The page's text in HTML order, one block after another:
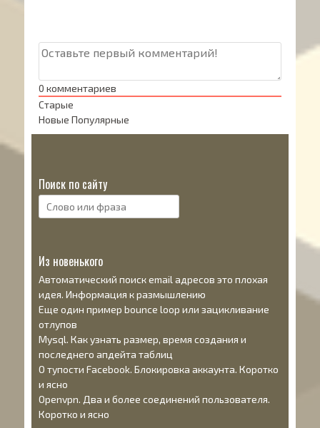
0 комментариев
Старые
Новые Популярные
Поиск по сайту
Поиск:
Из новенького
Автоматический поиск email адресов это плохая
идея. Информация к размышлению
Еще один пример bounce loop или зацикливание
отлупов
Mysql. Как узнать размер, время создания и
последнего апдейта таблиц
О тупости Facebook. Блокировка аккаунта. Коротко
и ясно
Openvpn. Два и более соединений пользователя.
Коротко и ясно